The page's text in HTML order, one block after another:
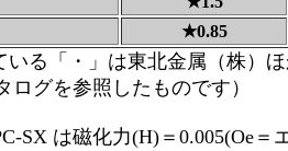
★0.85
いる「・」は東北金属（株）
ログを参照したものです）
SX は磁化力(H)＝0.005(Oe＝